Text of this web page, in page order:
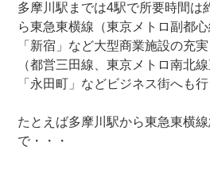
多摩川駅までは4駅で所要時間は
ら東急東横線（東京メトロ副都心
「新宿」など大型商業施設の充
（都営三田線、東京メトロ南北
「永田町」などビジネス街へも
たとえば多摩川駅から東急東横
で・・・